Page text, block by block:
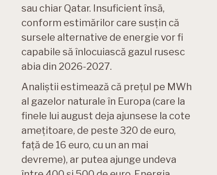
sau chiar Qatar. Insuficient însă,
conform estimărilor care susțin că
sursele alternative de energie vor fi
capabile să înlocuiască gazul rusesc
abia din 2026-2027.
Analiștii estimează că prețul pe MWh
al gazelor naturale în Europa (care la
finele lui august deja ajunsese la cote
amețitoare, de peste 320 de euro,
față de 16 euro, cu un an mai
devreme), ar putea ajunge undeva